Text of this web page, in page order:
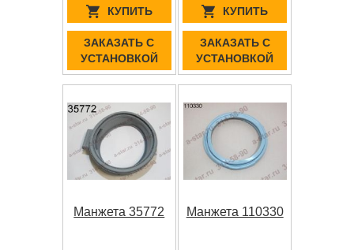
КУПИТЬ
ЗАКАЗАТЬ С
УСТАНОВКОЙ
КУПИТЬ
ЗАКАЗАТЬ С
УСТАНОВКОЙ
Манжета 35772 Манжета 110330